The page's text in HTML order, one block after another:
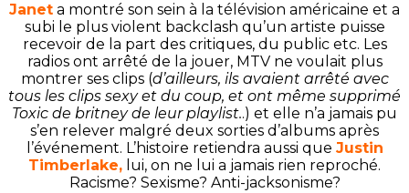
Janet a montré son sein à la télévision américaine et a
subi le plus violent backclash qu’un artiste puisse
recevoir de la part des critiques, du public etc. Les
radios ont arrêté de la jouer, MTV ne voulait plus
montrer ses clips (d’ailleurs, ils avaient arrêté avec
tous les clips sexy et du coup, et ont même supprimé
Toxic de britney de leur playlist..) et elle n’a jamais pu
s’en relever malgré deux sorties d’albums après
l’événement. L’histoire retiendra aussi que Justin
Timberlake, lui, on ne lui a jamais rien reproché.
Racisme? Sexisme? Anti-jacksonisme?